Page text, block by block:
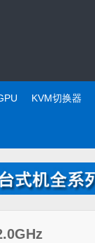
KVM切换器